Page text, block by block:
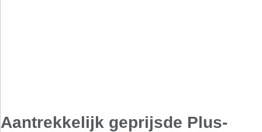
Aantrekkelijk geprijsde Plus-